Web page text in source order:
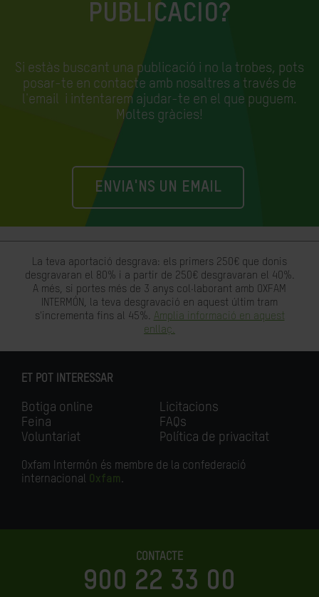
PUBLICACIÓ?
Si estàs buscant una publicació i no la trobes, pots
posar-te en contacte amb nosaltres a través de
l'email i intentarem ajudar-te en el que puguem.
Moltes gràcies!
ENVIA'NS UN EMAIL
La teva aportació desgrava: els primers 250€ que donis
desgravaran el 80% i a partir de 250€ desgravaran el 40%.
A més, si portes més de 3 anys col·laborant amb OXFAM
INTERMÓN, la teva desgravació en aquest últim tram
s'incrementa fins al 45%. Amplia informació en aquest
enllaç.
ET POT INTERESSAR
Botiga online
Feina
Voluntariat
Licitacions
FAQs
Política de privacitat
Oxfam Intermón és membre de la confederació
internacional Oxfam.
CONTACTE
900 22 33 00